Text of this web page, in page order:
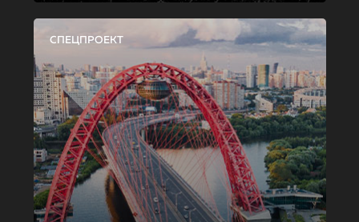
СПЕЦПРОЕКТ